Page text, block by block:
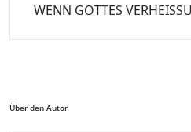
WENN GOTTES
Über den Autor